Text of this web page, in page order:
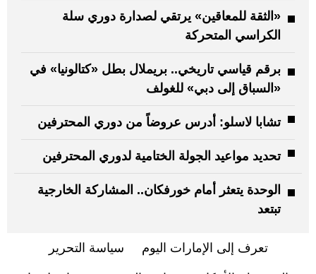
«الثقة للمعاقين» يرتقي لصدارة دوري سلة
الكراسي المتحركة
برقم قياسي تاريخي.. بريملال بطل «كتالونيا» في
«السباق إلى دبي» للغولف
تشابا لاسلو: أدرس عروضاً من دوري المحترفين
تحديد مواعيد الجولة الختامية لدوري المحترفين
الوحدة يتعثر أمام خورفكان.. المشاركة الخارجية
تبتعد
تعرف إلى الإمارات اليوم سياسة التحرير